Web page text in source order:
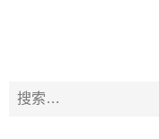
搜索：